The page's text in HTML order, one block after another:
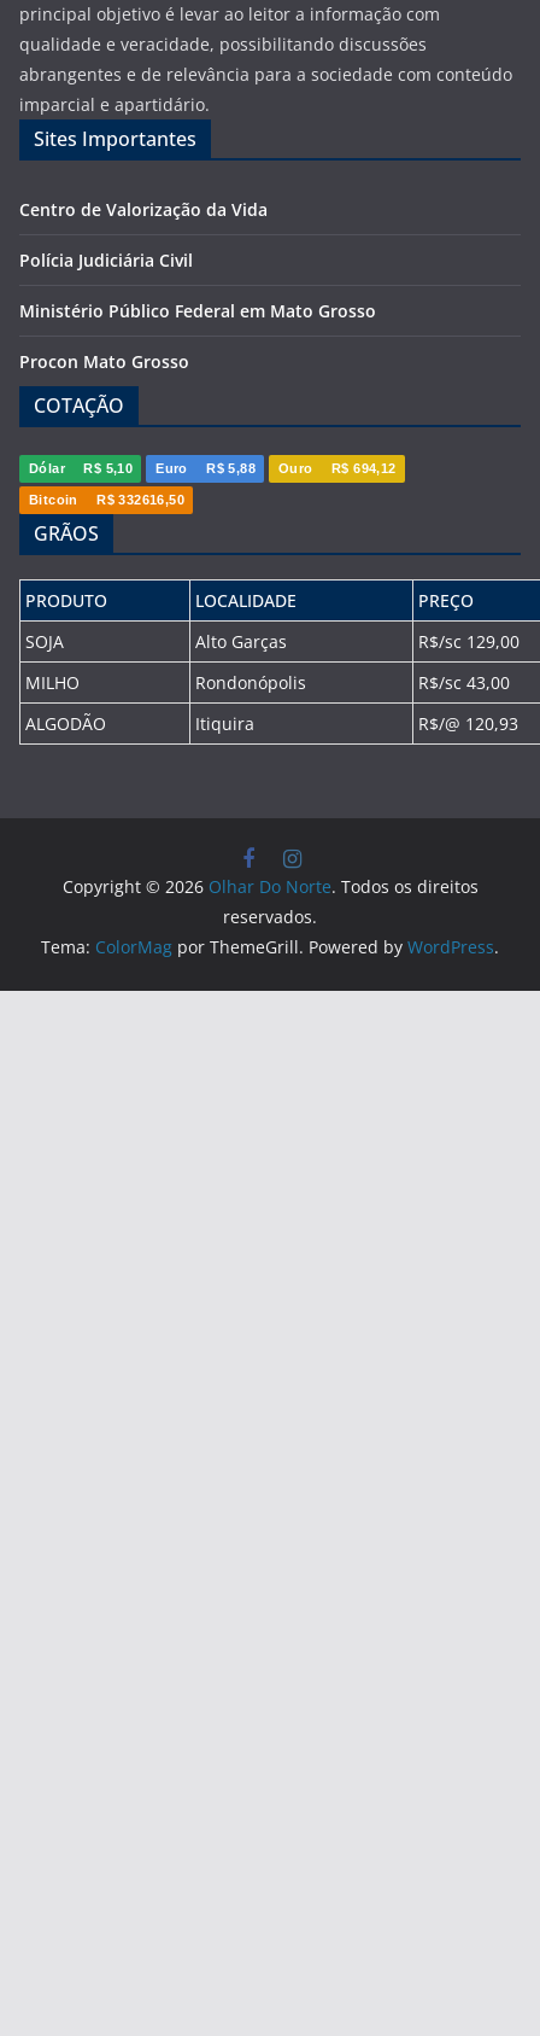
principal objetivo é levar ao leitor a informação com
qualidade e veracidade, possibilitando discussões
abrangentes e de relevância para a sociedade com conteúdo
imparcial e apartidário.
Sites Importantes
Centro de Valorização da Vida
Polícia Judiciária Civil
Ministério Público Federal em Mato Grosso
Procon Mato Grosso
COTAÇÃO
Dólar R$ 5,10 Euro R$ 5,88 Ouro R$ 694,12
Bitcoin R$ 332616,50
GRÃOS
PRODUTO LOCALIDADE
PREÇO
SOJA
Alto Garças
R$/sc 129,00
MILHO
Rondonópolis
R$/sc 43,00
ALGODÃO
Itiquira R$/@ 120,93
Copyright © 2026 Olhar Do Norte. Todos os direitos
reservados.
Tema: ColorMag por ThemeGrill. Powered by WordPress.